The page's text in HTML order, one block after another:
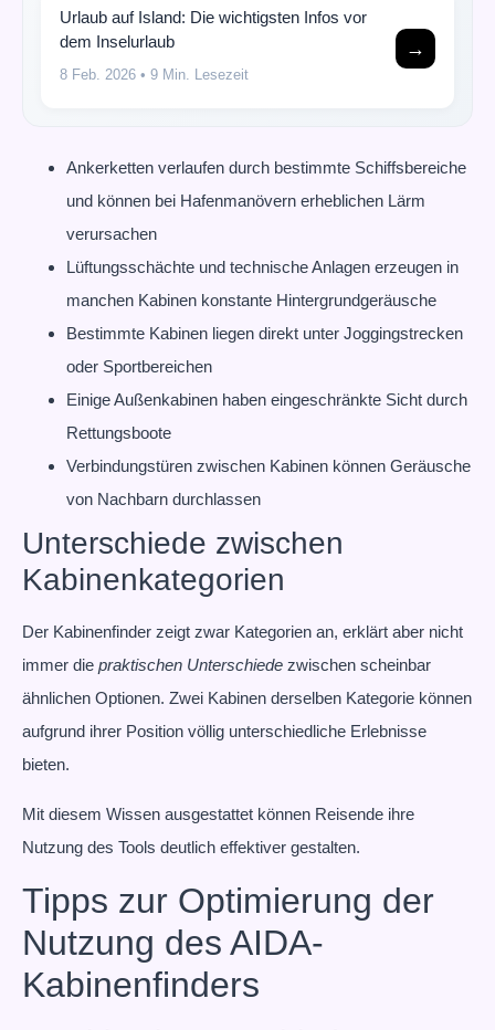
Urlaub auf Island: Die wichtigsten Infos vor
dem Inselurlaub
8 Feb. 2026 • 9 Min. Lesezeit
→
Ankerketten verlaufen durch bestimmte Schiffsbereiche
und können bei Hafenmanövern erheblichen Lärm
verursachen
Lüftungsschächte und technische Anlagen erzeugen in
manchen Kabinen konstante Hintergrundgeräusche
Bestimmte Kabinen liegen direkt unter Joggingstrecken
oder Sportbereichen
Einige Außenkabinen haben eingeschränkte Sicht durch
Rettungsboote
Verbindungstüren zwischen Kabinen können Geräusche
von Nachbarn durchlassen
Unterschiede zwischen
Kabinenkategorien
Der Kabinenfinder zeigt zwar Kategorien an, erklärt aber nicht
immer die praktischen Unterschiede zwischen scheinbar
ähnlichen Optionen. Zwei Kabinen derselben Kategorie können
aufgrund ihrer Position völlig unterschiedliche Erlebnisse
bieten.
Mit diesem Wissen ausgestattet können Reisende ihre
Nutzung des Tools deutlich effektiver gestalten.
Tipps zur Optimierung der
Nutzung des AIDA-
Kabinenfinders